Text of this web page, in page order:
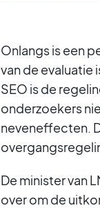
Onlangs is een
van de evaluatie
SEO is de
onderzoekers
neveneffecten.
De minister van
over om de